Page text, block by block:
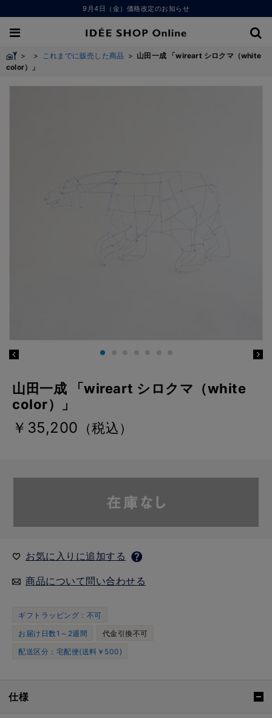
9月4日（金）価格改定のお知らせ
> > これまでに販売した商品 > 山田一成 「wireart シロクマ（white
color）」
山田一成 「wireart シロクマ（white
color）」
￥35,200 （税込）
お気に入りに追加する
商品について問い合わせる
ギフトラッピング：不可
お届け日数1～2週間
代金引換不可
配送区分：宅配便(送料￥500)
仕様